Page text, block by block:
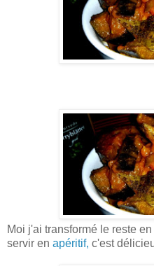
Moi j'ai transformé le reste
servir en apéritif, c'est